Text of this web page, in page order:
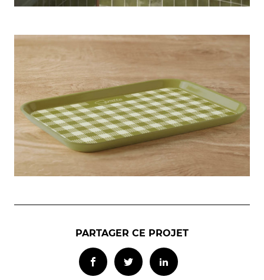
PARTAGER CE PROJET